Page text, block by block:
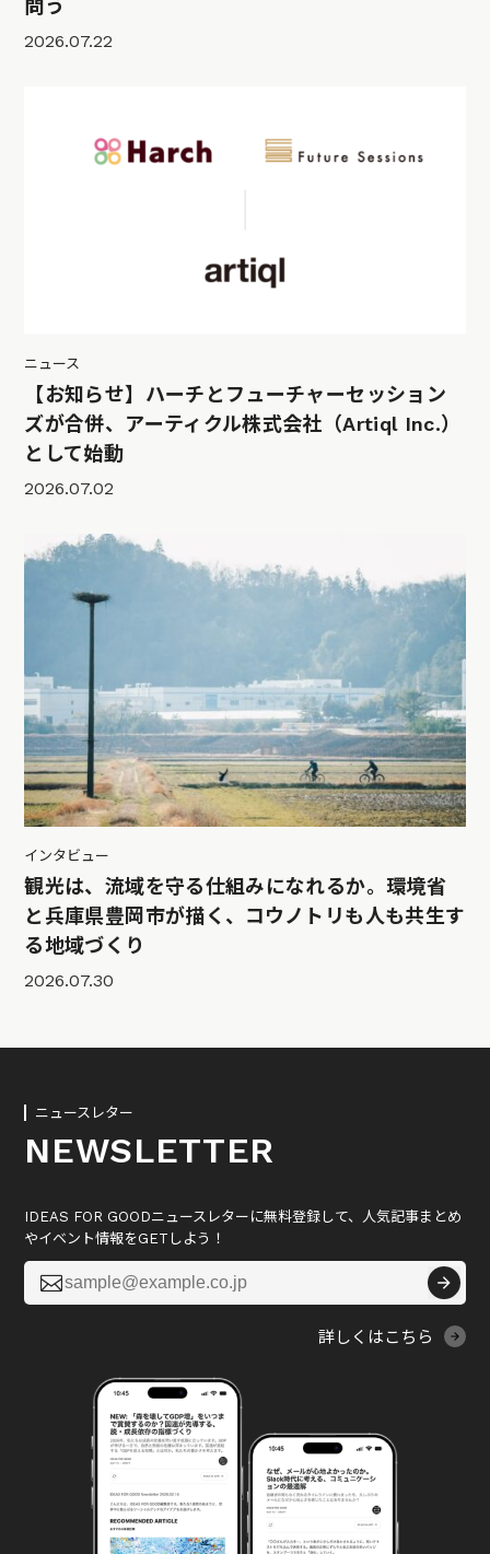
問う
2026.07.22
ニュース
【お知らせ】ハーチとフューチャーセッション
ズが合併、アーティクル株式会社（Artiql Inc.）
として始動
2026.07.02
インタビュー
観光は、流域を守る仕組みになれるか。環境省
と兵庫県豊岡市が描く、コウノトリも人も共生す
る地域づくり
2026.07.30
ニュースレター
NEWSLETTER
IDEAS FOR GOODニュースレターに無料登録して、人気記事まとめ
やイベント情報をGETしよう！

詳しくはこちら